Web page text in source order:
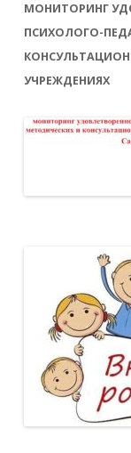
МОНИТОРИНГ
ПСИХОЛОГО-
УЧРЕЖДЕНИЯХ